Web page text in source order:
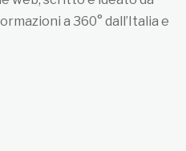
a 360° dall’Italia e